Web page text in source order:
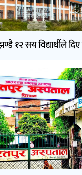
१२ सय विद्यार्थीले दिए